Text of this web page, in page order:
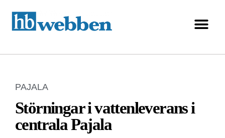
PAJALA
Störningar i vattenleverans i
centrala Pajala